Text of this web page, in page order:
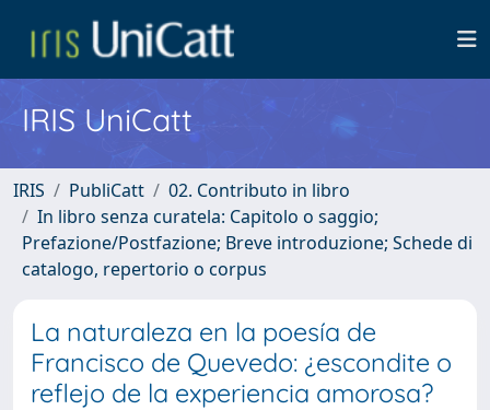
IRIS UniCatt
IRIS PubliCatt
02. Contributo in libro
In libro senza curatela: Capitolo o saggio;
Prefazione/Postfazione; Breve introduzione; Schede di
catalogo, repertorio o corpus
La naturaleza en la poesía de
Francisco de Quevedo: ¿escondite o
reflejo de la experiencia amorosa?